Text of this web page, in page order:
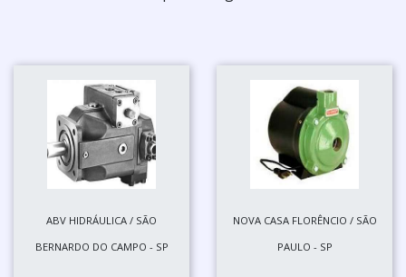
ABV HIDRÁULICA / SÃO
BERNARDO DO CAMPO - SP
NOVA CASA FLORÊNCIO / SÃO
PAULO - SP